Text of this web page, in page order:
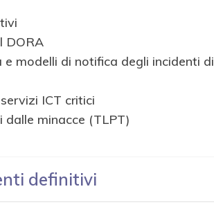
DORA
modelli di notifica degli incidenti di
ICT critici
minacce (TLPT)
definitivi